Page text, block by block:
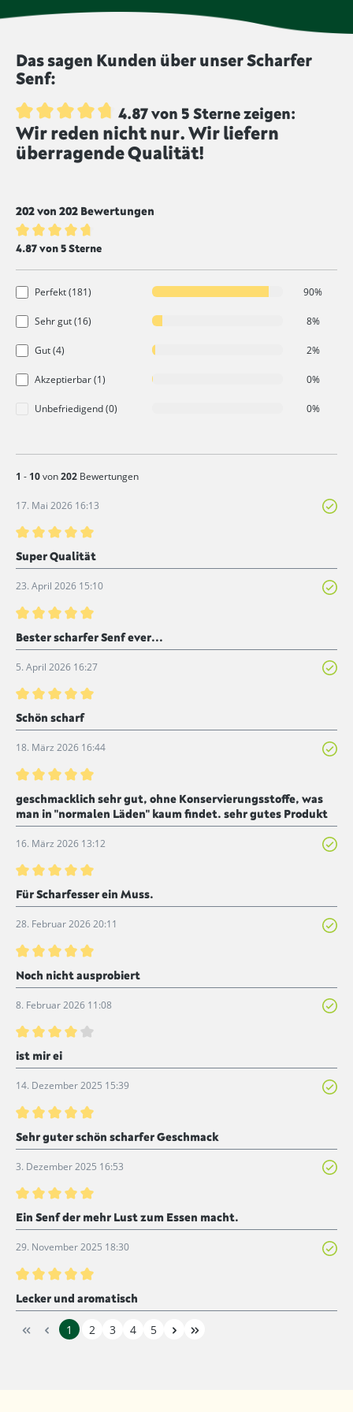
wurden nicht bestrahlt und werden von uns
geschwefelt, um die Haltbarkeit zu verlängern und
dem Produkt eine intensivere Farbe zu geben.
gekennzeichnet sind, werden ungeschwefelt
produziert.
Das sagen Kunden über unser Scharfer
Senf:
Durchschnittliche Bewertung von 4.8 von 5 Sternen
4.87 von 5 Sterne zeigen:
Wir reden nicht nur. Wir liefern
überragende Qualität!
202 von 202 Bewertungen
Durchschnittliche Bewertung von 4.8 von 5 Sternen
4.87 von 5 Sterne
Perfekt (181) 90%
Sehr gut (16) 8%
Gut (4) 2%
Akzeptierbar (1) 0%
Unbefriedigend (0) 0%
1 - 10von202 Bewertungen
17. Mai 2026 16:13
Bewertung mit 5 von 5 Sternen
Super Qualität
23. April 2026 15:10
Bewertung mit 5 von 5 Sternen
Bester scharfer Senf ever...
5. April 2026 16:27
Bewertung mit 5 von 5 Sternen
Schön scharf
18. März 2026 16:44
Bewertung mit 5 von 5 Sternen
geschmacklich sehr gut, ohne Konservierungsstoffe, was
man in "normalen Läden" kaum findet. sehr gutes Produkt
16. März 2026 13:12
Bewertung mit 5 von 5 Sternen
Für Scharfesser ein Muss.
28. Februar 2026 20:11
Bewertung mit 5 von 5 Sternen
Noch nicht ausprobiert
8. Februar 2026 11:08
Bewertung mit 4 von 5 Sternen
ist mir ei
14. Dezember 2025 15:39
Bewertung mit 5 von 5 Sternen
Sehr guter schön scharfer Geschmack
3. Dezember 2025 16:53
Bewertung mit 5 von 5 Sternen
Ein Senf der mehr Lust zum Essen macht.
29. November 2025 18:30
Bewertung mit 5 von 5 Sternen
Lecker und aromatisch
1 2 3 4 5